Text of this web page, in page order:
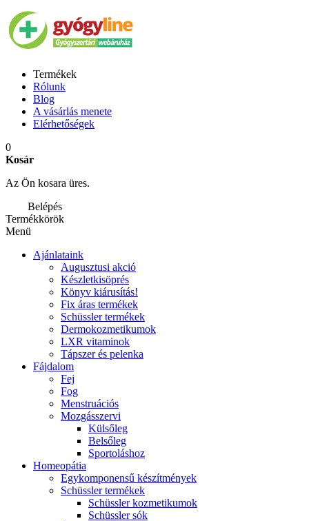
Termékek
Rólunk
Blog
A vásárlás menete
Elérhetőségek
0
Kosár
Az Ön kosara üres.
Belépés
Termékkörök
Menü
Ajánlataink
Augusztusi akció
Készletkisöprés
Könyv kiárusítás!
Fix áras termékek
Schüssler termékek
Dermokozmetikumok
LXR vitaminok
Tápszer és pelenka
Fájdalom
Fej
Fog
Menstruációs
Mozgásszervi
Külsőleg
Belsőleg
Sportoláshoz
Homeopátia
Egykomponensű készítmények
Schüssler termékek
Schüssler kozmetikumok
Schüssler sók